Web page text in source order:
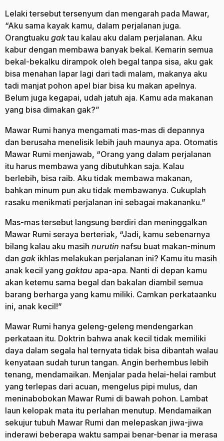
Lelaki tersebut tersenyum dan mengarah pada Mawar,
“Aku sama kayak kamu, dalam perjalanan juga.
Orangtuaku gaktau kalau aku dalam perjalanan. Aku
kabur dengan membawa banyak bekal. Kemarin semua
bekal-bekalku dirampok oleh begal tanpa sisa, aku gak
bisa menahan lapar lagi dari tadi malam, makanya aku
tadi manjat pohon apel biar bisa ku makan apelnya.
Belum juga kegapai, udah jatuh aja. Kamu ada makanan
yang bisa dimakan gak?”
Mawar Rumi hanya mengamati mas-mas di depannya
dan berusaha menelisik lebih jauh maunya apa. Otomatis
Mawar Rumi menjawab, “Orang yang dalam perjalanan
itu harus membawa yang dibutuhkan saja. Kalau
berlebih, bisa raib. Aku tidak membawa makanan,
bahkan minum pun aku tidak membawanya. Cukuplah
rasaku menikmati perjalanan ini sebagai makananku.”
Mas-mas tersebut langsung berdiri dan meninggalkan
Mawar Rumi seraya berteriak, “Jadi, kamu sebenarnya
bilang kalau aku masih nurutin nafsu buat makan-minum
dan gak ikhlas melakukan perjalanan ini? Kamu itu masih
anak kecil yang gaktau apa-apa. Nanti di depan kamu
akan ketemu sama begal dan bakalan diambil semua
barang berharga yang kamu miliki. Camkan perkataanku
ini, anak kecil!”
Mawar Rumi hanya geleng-geleng mendengarkan
perkataan itu. Doktrin bahwa anak kecil tidak memiliki
daya dalam segala hal ternyata tidak bisa dibantah walau
kenyataan sudah turun tangan. Angin berhembus lebih
tenang, mendamaikan. Menjalar pada helai-helai rambut
yang terlepas dari acuan, mengelus pipi mulus, dan
meninabobokan Mawar Rumi di bawah pohon. Lambat
laun kelopak mata itu perlahan menutup. Mendamaikan
sekujur tubuh Mawar Rumi dan melepaskan jiwa-jiwa
inderawi beberapa waktu sampai benar-benar ia merasa